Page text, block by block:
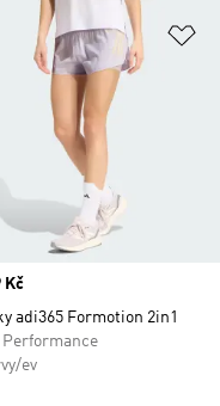
seznamu přání
Kč
adi365 Formotion 2in1
Performance
ev